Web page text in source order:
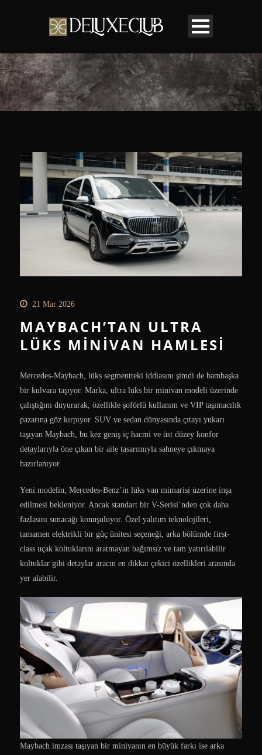
21 Mar 2026
MAYBACH’TAN ULTRA
LÜKS MINIVAN HAMLESI
Mercedes-Maybach, lüks segmentteki iddiasını şimdi de bambaşka
bir kulvara taşıyor. Marka, ultra lüks bir minivan modeli üzerinde
çalıştığını duyurarak, özellikle şoförlü kullanım ve VIP taşımacılık
pazarına göz kırpıyor. SUV ve sedan dünyasında çıtayı yukarı
taşıyan Maybach, bu kez geniş iç hacmi ve üst düzey konfor
detaylarıyla öne çıkan bir aile tasarımıyla sahneye çıkmaya
hazırlanıyor.
Yeni modelin, Mercedes-Benz’in lüks van mimarisi üzerine inşa
edilmesi bekleniyor. Ancak standart bir V-Serisi’nden çok daha
fazlasını sunacağı konuşuluyor. Özel yalıtım teknolojileri,
tamamen elektrikli bir güç ünitesi seçeneği, arka bölümde first-
class uçak koltuklarını aratmayan bağımsız ve tam yatırılabilir
koltuklar gibi detaylar aracın en dikkat çekici özellikleri arasında
yer alabilir.
Maybach imzası taşıyan bir minivanın en büyük farkı ise arka